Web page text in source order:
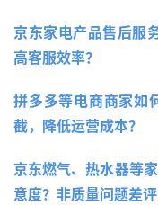
京东家电产品售后服
高客服效率？
拼多多等电商商家如
截，降低运营成本？
京东燃气、热水器等
意度？非质量问题差评